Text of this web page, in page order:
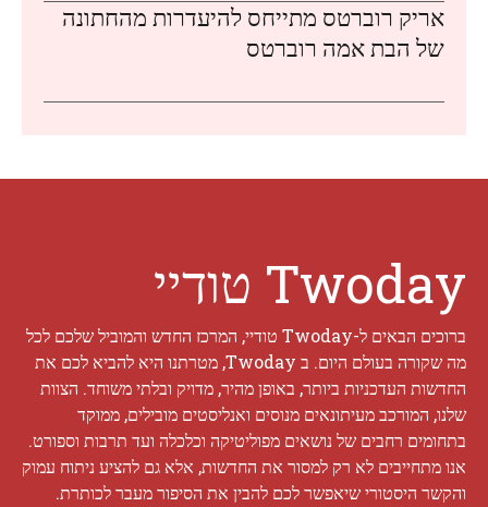
אריק רוברטס מתייחס להיעדרות מהחתונה
של הבת אמה רוברטס
Twoday טודיי
ברוכים הבאים ל-Twoday טודיי, המרכז החדש והמוביל שלכם לכל
מה שקורה בעולם היום. ב Twoday, מטרתנו היא להביא לכם את
החדשות העדכניות ביותר, באופן מהיר, מדויק ובלתי משוחד. הצוות
שלנו, המורכב מעיתונאים מנוסים ואנליסטים מובילים, ממוקד
בתחומים רחבים של נושאים מפוליטיקה וכלכלה ועד תרבות וספורט.
אנו מתחייבים לא רק למסור את החדשות, אלא גם להציע ניתוח עמוק
והקשר היסטורי שיאפשר לכם להבין את הסיפור מעבר לכותרת.